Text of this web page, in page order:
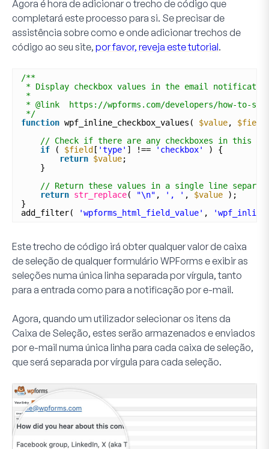
Agora é hora de adicionar o trecho de código que
completará este processo para si. Se precisar de
assistência sobre como e onde adicionar trechos de
código ao seu site, por favor, reveja este tutorial.
/**
* Display checkbox values in the email
*
* @link  https://wpforms.com/developers/how-to-
*/
function wpf_inline_checkbox_values( $value, $field
// Check if there are any checkboxes in this
if
( $field[ 'type' ] !== 'checkbox'
) {
return $value;
}
// Return these values in a single line
return str_replace( "\n" , ', ' , $value
);
}
add_filter(
'wpforms_html_field_value' ,
Este trecho de código irá obter qualquer valor de caixa
de seleção de qualquer formulário WPForms e exibir as
seleções numa única linha separada por vírgula, tanto
para a entrada como para a notificação por e-mail.
Agora, quando um utilizador selecionar os itens da
Caixa de Seleção, estes serão armazenados e enviados
por e-mail numa única linha para cada caixa de seleção,
que será separada por vírgula para cada seleção.